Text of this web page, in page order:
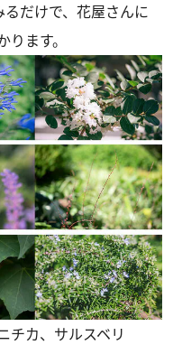
だけで、花屋さんに
ます。
チカ、サルスベリ